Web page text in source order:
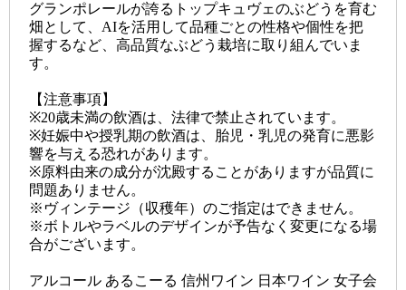
グランポレールが誇るトップキュヴェのぶどうを育む
畑として、AIを活用して品種ごとの性格や個性を把
握するなど、高品質なぶどう栽培に取り組んでいま
す。
【注意事項】
※20歳未満の飲酒は、法律で禁止されています。
※妊娠中や授乳期の飲酒は、胎児・乳児の発育に悪影
響を与える恐れがあります。
※原料由来の成分が沈殿することがありますが品質に
問題ありません。
※ヴィンテージ（収穫年）のご指定はできません。
※ボトルやラベルのデザインが予告なく変更になる場
合がございます。
アルコール あるこーる 信州ワイン 日本ワイン 女子会